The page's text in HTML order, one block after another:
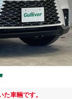
車輛です。